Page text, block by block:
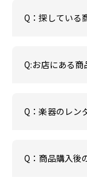
Q：探している
Q:お店にある
Q：楽器のレン
Q：商品購入後